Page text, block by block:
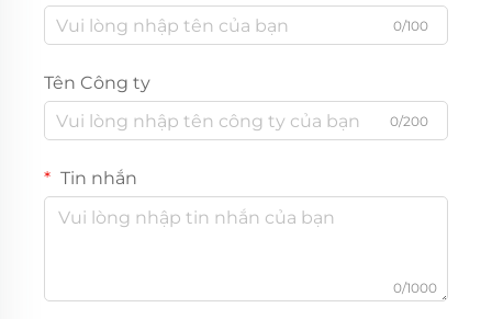
0/100
Tên Công ty
0/200
Tin nhắn
0/1000